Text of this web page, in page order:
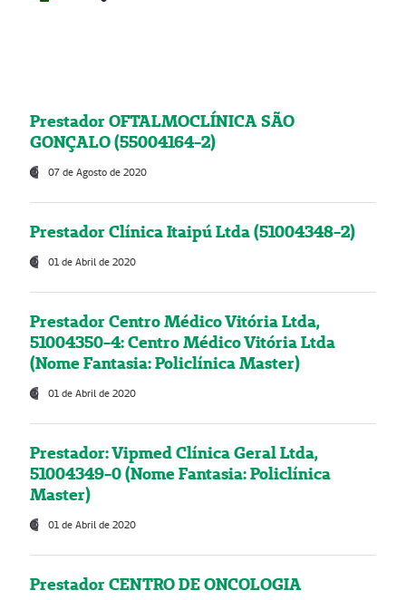
Prestador OFTALMOCLÍNICA SÃO
GONÇALO (55004164-2)
07 de Agosto de 2020
Prestador Clínica Itaipú Ltda (51004348-2)
01 de Abril de 2020
Prestador Centro Médico Vitória Ltda,
51004350-4: Centro Médico Vitória Ltda
(Nome Fantasia: Policlínica Master)
01 de Abril de 2020
Prestador: Vipmed Clínica Geral Ltda,
51004349-0 (Nome Fantasia: Policlínica
Master)
01 de Abril de 2020
Prestador CENTRO DE ONCOLOGIA